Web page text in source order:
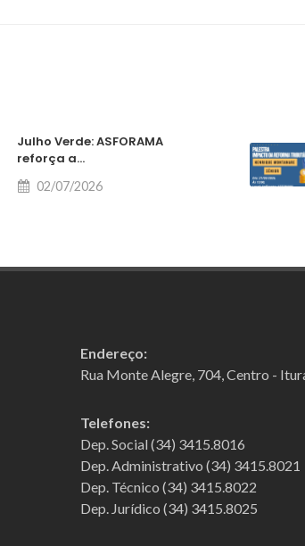
Julho Verde: ASFORAMA
reforça a...
02/07/2026
Endereço:
Rua Monte Alegre, 704, Centro -
Telefones:
Dep. Social (34) 3415.8016
Dep. Administrativo (34) 3415.8021
Dep. Técnico (34) 3415.8022
Dep. Jurídico (34) 3415.8025